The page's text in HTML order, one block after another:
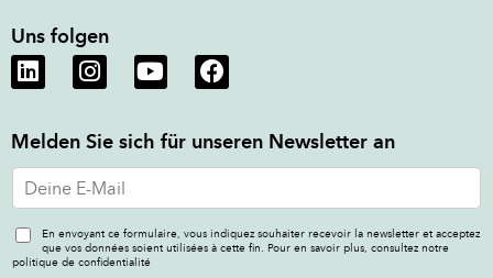
Uns folgen
Melden Sie sich für unseren Newsletter an
E
m
i
l
En envoyant ce formulaire, vous indiquez souhaiter recevoir la newsletter et acceptez
que vos données soient utilisées à cette fin. Pour en savoir plus, consultez notre
politique de confidentialité